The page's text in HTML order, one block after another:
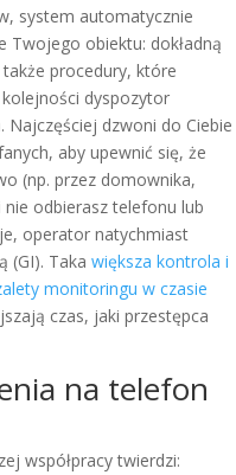
system automatycznie
Twojego obiektu: dokładną
procedury, które
dyspozytor
dzwoni do Ciebie
aby upewnić się, że
(np. przez domownika,
nie odbierasz telefonu lub
operator natychmiast
(GI). Taka większa kontrola i
monitoringu w czasie
czas, jaki przestępca
na telefon
współpracy twierdzi: